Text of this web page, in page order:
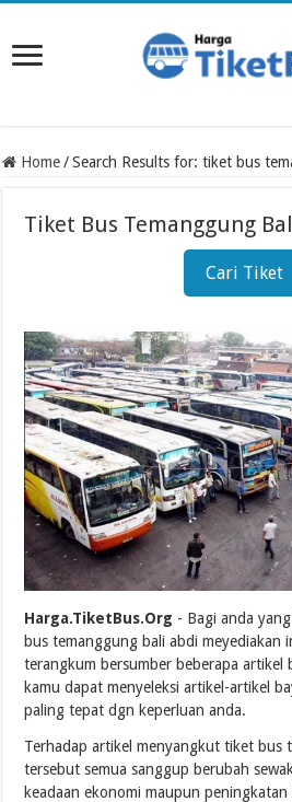
Home / Search Results for: tiket bus
Tiket Bus Temanggung
Cari Tiket
Harga.TiketBus.Org - Bagi anda
bus temanggung bali abdi meyediakan
terangkum bersumber beberapa
kamu dapat menyeleksi artikel-artikel
paling tepat dgn keperluan anda.
Terhadap artikel menyangkut tiket bus
tersebut semua sanggup berubah
keadaan ekonomi maupun